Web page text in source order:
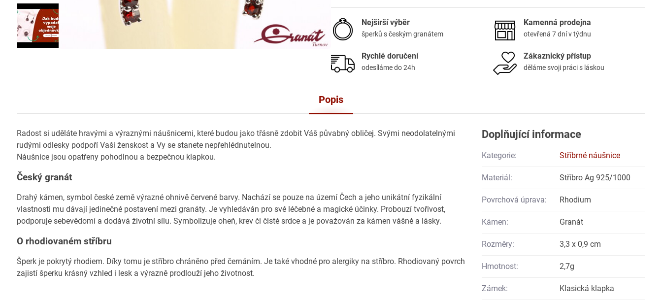
Nejširší výběr
šperků s českým granátem
Kamenná prodejna
otevřená 7 dní v týdnu
Rychlé doručení
odesíláme do 24h
Zákaznický přístup
děláme svoji práci s láskou
Popis
Radost si uděláte hravými a výraznými náušnicemi, které budou jako třásně zdobit Váš půvabný obličej. Svými neodolatelnými
rudými odlesky podpoří Vaši ženskost a Vy se stanete nepřehlédnutelnou.
Náušnice jsou opatřeny pohodlnou a bezpečnou klapkou.
Český granát
Drahý kámen, symbol české země výrazné ohnivě červené barvy. Nachází se pouze na území Čech a jeho unikátní fyzikální
vlastnosti mu dávají jedinečné postavení mezi granáty. Je vyhledáván pro své léčebné a magické účinky. Probouzí tvořivost,
podporuje sebevědomí a dodává životní sílu. Symbolizuje oheň, krev či čisté srdce a je považován za kámen vášně a lásky.
O rhodiovaném stříbru
Šperk je pokrytý rhodiem. Díky tomu je stříbro chráněno před černáním. Je také vhodné pro alergiky na stříbro. Rhodiovaný povrch
zajistí šperku krásný vzhled i lesk a výrazně prodlouží jeho životnost.
Doplňující informace
Kategorie: Stříbrné náušnice
Materiál: Stříbro Ag 925/1000
Povrchová úprava: Rhodium
Kámen: Granát
Rozměry: 3,3 x 0,9 cm
Hmotnost: 2,7g
Zámek: Klasická klapka